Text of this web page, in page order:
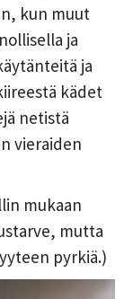
kun muut
ja
ja
kädet
netistä
vieraiden
mukaan
mutta
pyrkiä.)